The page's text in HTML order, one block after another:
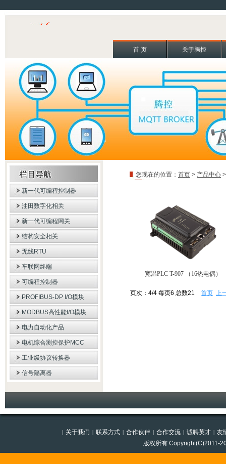
首 页 关于腾控
宽温PLC T-907 （16热电偶）
页次：4/4 每页6 总数21 首页 上
新一代可编程控制器
油田数字化相关
新一代可编程网关
结构安全相关
无线RTU
车联网终端
可编程控制器
PROFIBUS-DP I/O模块
MODBUS高性能I/O模块
电力自动化产品
电机综合测控保护MCC
工业级协议转换器
信号隔离器
您现在的位置： 首页 > 产品中心
| 关于我们 | 联系方式 | 合作伙伴 | 合作交流 | 诚聘英才 | 友
版权所有 Copyright(C)2011-